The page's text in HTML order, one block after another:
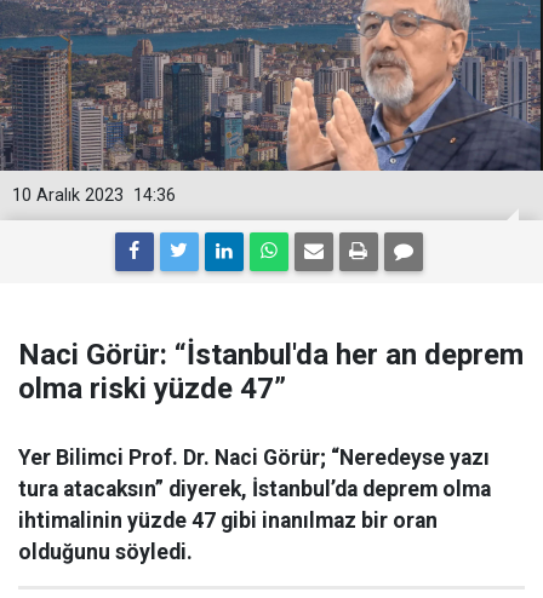
14:36
10 Aralık 2023
Naci Görür: “İstanbul'da her an deprem
olma riski yüzde 47”
Yer Bilimci Prof. Dr. Naci Görür; “Neredeyse yazı
tura atacaksın” diyerek, İstanbul’da deprem olma
ihtimalinin yüzde 47 gibi inanılmaz bir oran
olduğunu söyledi.